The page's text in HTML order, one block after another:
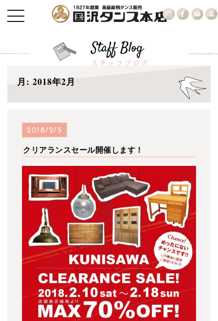
月: 2018年2月
2018/2/5
クリアランスセール開催します！